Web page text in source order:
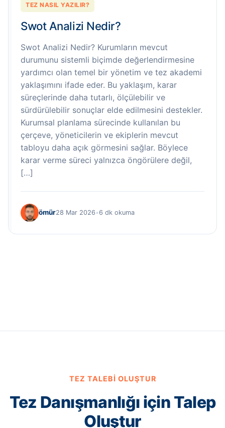
TEZ NASIL YAZILIR?
Swot Analizi Nedir?
Swot Analizi Nedir? Kurumların mevcut
durumunu sistemli biçimde değerlendirmesine
yardımcı olan temel bir yönetim ve tez akademi
yaklaşımını ifade eder. Bu yaklaşım, karar
süreçlerinde daha tutarlı, ölçülebilir ve
sürdürülebilir sonuçlar elde edilmesini destekler.
Kurumsal planlama sürecinde kullanılan bu
çerçeve, yöneticilerin ve ekiplerin mevcut
tabloyu daha açık görmesini sağlar. Böylece
karar verme süreci yalnızca öngörülere değil,
[…]
ömür28 Mar 2026 •6 dk okuma
TEZ TALEBI OLUŞTUR
Tez Danışmanlığı için Talep
Oluştur